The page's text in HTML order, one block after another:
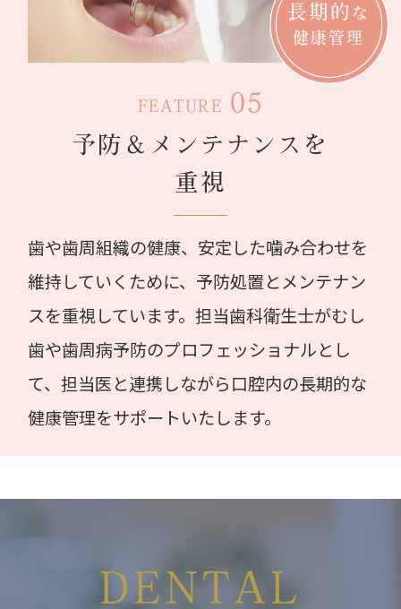
長期的 な
健康管理
FEATURE 05
予防＆メンテナンスを
重視
歯や歯周組織の健康、安定した噛み合わせを
維持していくために、予防処置とメンテナン
スを重視しています。担当歯科衛生士がむし
歯や歯周病予防のプロフェッショナルとし
て、担当医と連携しながら口腔内の長期的な
健康管理をサポートいたします。
DENTAL